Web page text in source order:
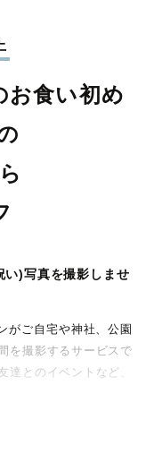
お食い初め
い)写真を撮影しませ
がご自宅や神社、公園
を撮影するサービスで
達とのイベントなど、
ても見返したくなるよ